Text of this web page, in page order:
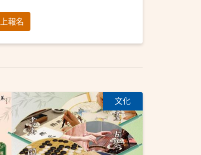
報名
文化